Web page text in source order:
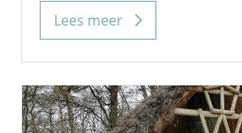
Lees meer